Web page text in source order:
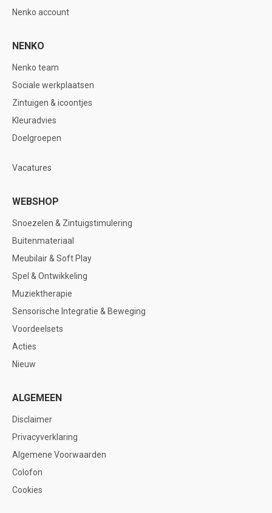
Nenko account
NENKO
Nenko team
Sociale werkplaatsen
Zintuigen & icoontjes
Kleuradvies
Doelgroepen
Vacatures
WEBSHOP
Snoezelen & Zintuigstimulering
Buitenmateriaal
Meubilair & Soft Play
Spel & Ontwikkeling
Muziektherapie
Sensorische Integratie & Beweging
Voordeelsets
Acties
Nieuw
ALGEMEEN
Disclaimer
Privacyverklaring
Algemene Voorwaarden
Colofon
Cookies